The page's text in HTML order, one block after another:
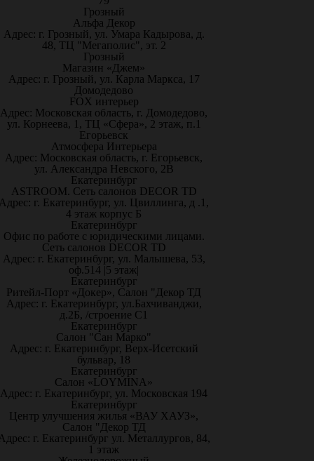
Грозный
Альфа Декор
Адрес: г. Грозный, ул. Умара Кадырова, д.
48, ТЦ "Мегаполис", эт. 2
Грозный
Магазин «Джем»
Адрес: г. Грозный, ул. Карла Маркса, 17
Домодедово
FOX интерьер
Адрес: Московская область, г. Домодедово,
ул. Корнеева, 1, ТЦ «Сфера», 2 этаж, п.1
Егорьевск
Атмосфера Интерьера
Адрес: Московская область, г. Егорьевск,
ул. Александра Невского, 2В
Екатеринбург
ASTROOM. Сеть салонов DECOR TD
г. Екатеринбург, ул. Цвиллинга, д .1,
4 этаж корпус Б
Екатеринбург
Офис по работе с юридическими лицами.
Сеть салонов DECOR TD
Адрес: г. Екатеринбург, ул. Малышева, 53,
оф.514 |5 этаж|
Екатеринбург
Ритейл-Порт «Докер», Салон "Декор ТД
Адрес: г. Екатеринбург, ул.Бахчиванджи,
д.2Б, /строение С1
Екатеринбург
Салон "Сан Марко"
Адрес: г. Екатеринбург, Верх-Исетский
бульвар, 18
Екатеринбург
Салон «LOYMINA»
Адрес: г. Екатеринбург, ул. Московская 194
Екатеринбург
Центр улучшения жилья «ВАУ ХАУЗ»,
Салон "Декор ТД
г. Екатеринбург ул. Металлургов, 84,
1 этаж